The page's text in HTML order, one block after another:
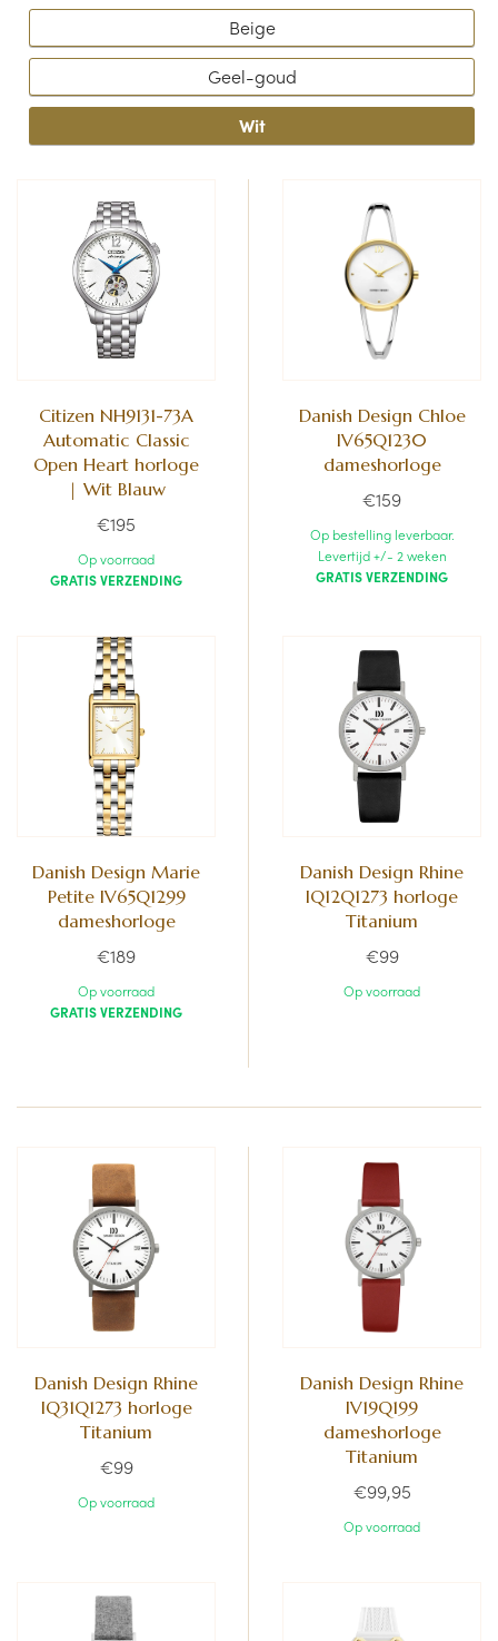
Beige
Geel-goud
Wit
Citizen NH9131-73A
Automatic Classic
Open Heart horloge
| Wit Blauw
€195
Op voorraad
GRATIS VERZENDING
Danish Design Chloe
IV65Q1230
dameshorloge
€159
Op bestelling leverbaar.
Levertijd +/- 2 weken
GRATIS VERZENDING
Danish Design Marie
Petite IV65Q1299
dameshorloge
€189
Op voorraad
GRATIS VERZENDING
Danish Design Rhine
IQ12Q1273 horloge
Titanium
€99
Op voorraad
Danish Design Rhine
IQ31Q1273 horloge
Titanium
€99
Op voorraad
Danish Design Rhine
IV19Q199
dameshorloge
Titanium
€99,95
Op voorraad